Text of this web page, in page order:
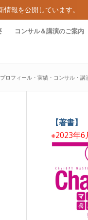
情報を公開しています。
コンサル＆講演のご案内
ロフィール・実績・コンサル・講
【著書】
※2023年6